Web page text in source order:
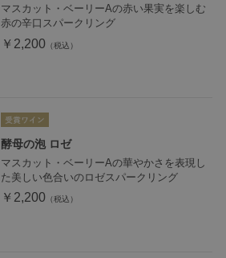
マスカット・ベーリーAの赤い果実を楽しむ
赤の辛口スパークリング
￥2,200
酵母の泡 ロゼ
マスカット・ベーリーAの華やかさを表現し
た美しい色合いのロゼスパークリング
￥2,200